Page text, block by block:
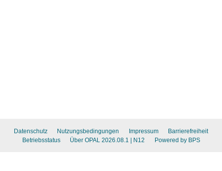
Datenschutz Nutzungsbedingungen Impressum
Barrierefreiheit
Betriebsstatus
Über OPAL 2026.08.1 | N12 Powered by BPS